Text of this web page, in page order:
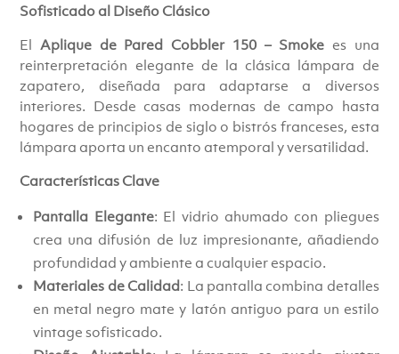
Sofisticado al Diseño Clásico
El Aplique de Pared Cobbler 150 – Smoke es una
reinterpretación elegante de la clásica lámpara de
zapatero, diseñada para adaptarse a diversos
interiores. Desde casas modernas de campo hasta
hogares de principios de siglo o bistrós franceses, esta
lámpara aporta un encanto atemporal y versatilidad.
Características Clave
Pantalla Elegante: El vidrio ahumado con pliegues
crea una difusión de luz impresionante, añadiendo
profundidad y ambiente a cualquier espacio.
Materiales de Calidad: La pantalla combina detalles
en metal negro mate y latón antiguo para un estilo
vintage sofisticado.